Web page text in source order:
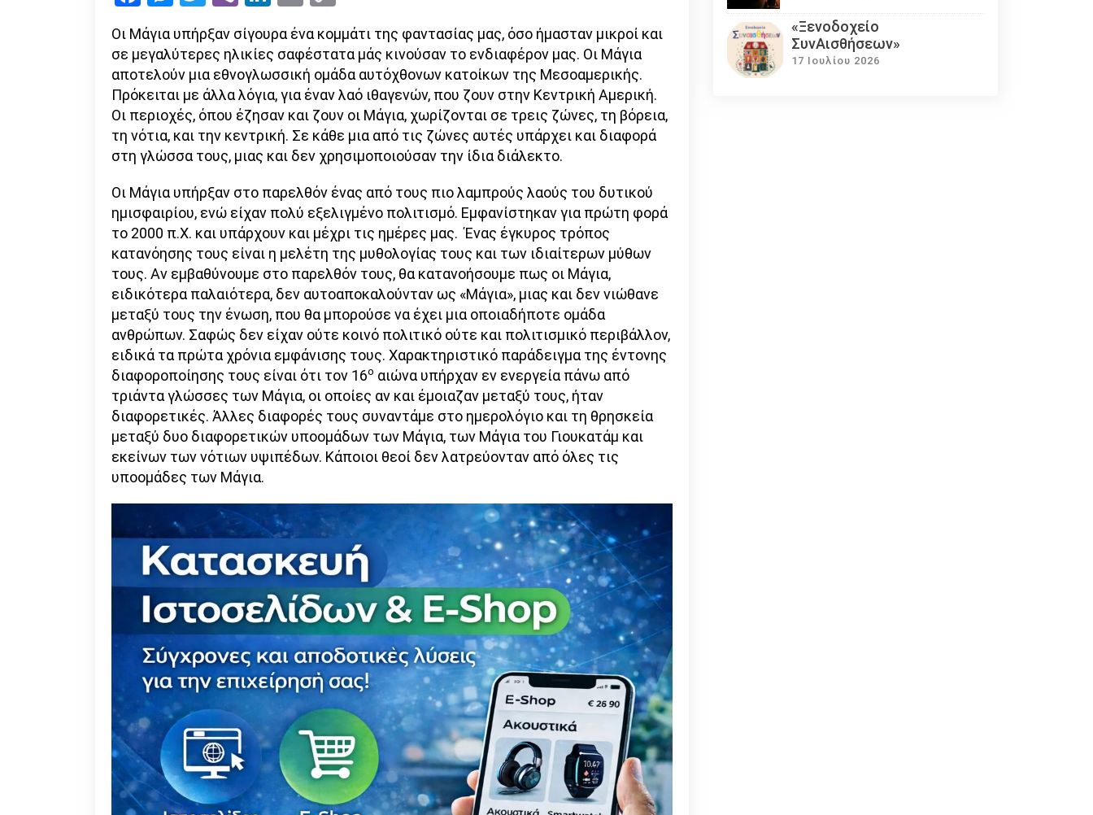
Link
Οι Μάγια υπήρξαν σίγουρα ένα κομμάτι της φαντασίας μας, όσο ήμασταν μικροί και
σε μεγαλύτερες ηλικίες σαφέστατα μάς κινούσαν το ενδιαφέρον μας. Οι Μάγια
αποτελούν μια εθνογλωσσική ομάδα αυτόχθονων κατοίκων της Μεσοαμερικής.
Πρόκειται με άλλα λόγια, για έναν λαό ιθαγενών, που ζουν στην Κεντρική Αμερική.
Οι περιοχές, όπου έζησαν και ζουν οι Μάγια, χωρίζονται σε τρεις ζώνες, τη βόρεια,
τη νότια, και την κεντρική. Σε κάθε μια από τις ζώνες αυτές υπάρχει και διαφορά
στη γλώσσα τους, μιας και δεν χρησιμοποιούσαν την ίδια διάλεκτο.
Οι Μάγια υπήρξαν στο παρελθόν ένας από τους πιο λαμπρούς λαούς του δυτικού
ημισφαιρίου, ενώ είχαν πολύ εξελιγμένο πολιτισμό. Εμφανίστηκαν για πρώτη φορά
το 2000 π.Χ. και υπάρχουν και μέχρι τις ημέρες μας. Ένας έγκυρος τρόπος
κατανόησης τους είναι η μελέτη της μυθολογίας τους και των ιδιαίτερων μύθων
τους. Αν εμβαθύνουμε στο παρελθόν τους, θα κατανοήσουμε πως οι Μάγια,
ειδικότερα παλαιότερα, δεν αυτοαποκαλούνταν ως «Μάγια», μιας και δεν νιώθανε
μεταξύ τους την ένωση, που θα μπορούσε να έχει μια οποιαδήποτε ομάδα
ανθρώπων. Σαφώς δεν είχαν ούτε κοινό πολιτικό ούτε και πολιτισμικό περιβάλλον,
ειδικά τα πρώτα χρόνια εμφάνισης τους. Χαρακτηριστικό παράδειγμα της έντονης
διαφοροποίησης τους είναι ότι τον 16ο αιώνα υπήρχαν εν ενεργεία πάνω από
τριάντα γλώσσες των Μάγια, οι οποίες αν και έμοιαζαν μεταξύ τους, ήταν
διαφορετικές. Άλλες διαφορές τους συναντάμε στο ημερολόγιο και τη θρησκεία
μεταξύ δυο διαφορετικών υποομάδων των Μάγια, των Μάγια του Γιουκατάμ και
εκείνων των νότιων υψιπέδων. Κάποιοι θεοί δεν λατρεύονταν από όλες τις
υποομάδες των Μάγια.
«Ξενοδοχείο
ΣυνΑισθήσεων»
17 Ιουλίου 2026